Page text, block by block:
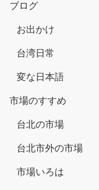
ブログ
お出かけ
台湾日常
変な日本語
市場のすすめ
台北の市場
台北市外の市場
市場いろは